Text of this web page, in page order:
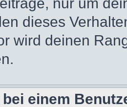
dieses
wird deinen
bei einem